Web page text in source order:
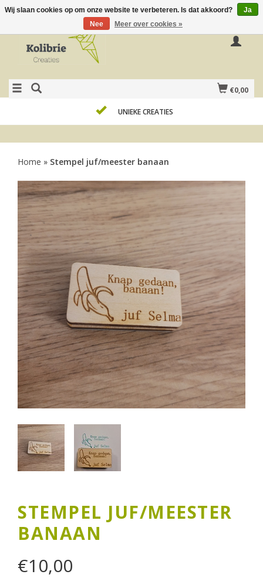
€0,00
UNIEKE CREATIES
Home » Stempel juf/meester banaan
STEMPEL JUF/MEESTER
BANAAN
€10,00
Wij slaan cookies op om onze website te verbeteren. Is dat akkoord?
Ja
Nee
Meer over cookies »